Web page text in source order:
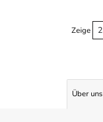
Zeige
Über uns